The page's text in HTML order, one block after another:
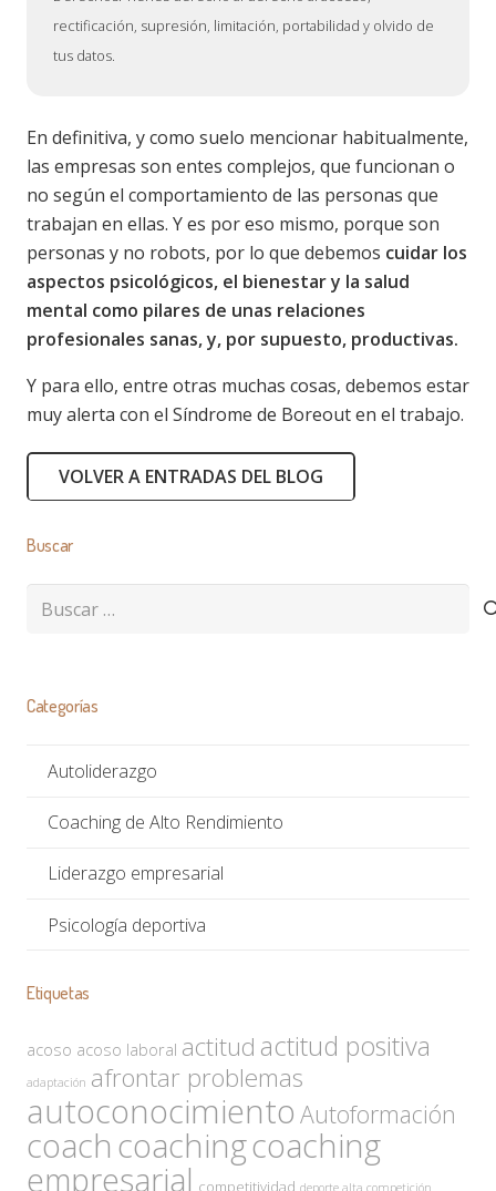
rectificación, supresión, limitación, portabilidad y olvido de
tus datos.
En definitiva, y como suelo mencionar habitualmente,
las empresas son entes complejos, que funcionan o
no según el comportamiento de las personas que
trabajan en ellas. Y es por eso mismo, porque son
personas y no robots, por lo que debemos cuidar los
aspectos psicológicos, el bienestar y la salud
mental como pilares de unas relaciones
profesionales sanas, y, por supuesto, productivas.
Y para ello, entre otras muchas cosas, debemos estar
muy alerta con el Síndrome de Boreout en el trabajo.
VOLVER A ENTRADAS DEL BLOG
Buscar
Buscar:
Categorías
Autoliderazgo
Coaching de Alto Rendimiento
Liderazgo empresarial
Psicología deportiva
Etiquetas
acoso acoso laboral actitud actitud positiva
adaptación afrontar problemas
autoconocimiento Autoformación
coach coachingcoaching
empresarial competitividad